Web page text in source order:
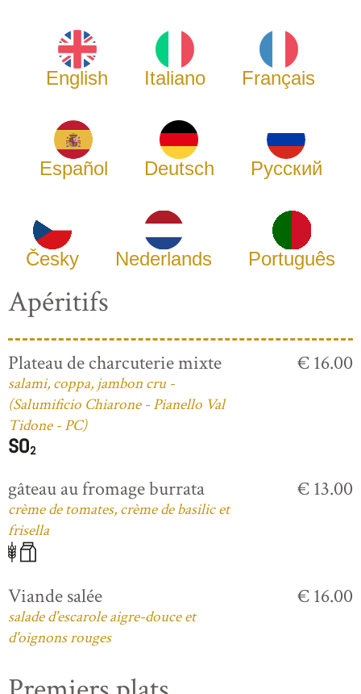
English Italiano Français
Español Deutsch Русский
Česky Nederlands Português
Apéritifs
Plateau de charcuterie mixte
salami, coppa, jambon cru -
(Salumificio Chiarone - Pianello Val
Tidone - PC)
€ 16.00
gâteau au fromage burrata
crème de tomates, crème de basilic et
frisella
€ 13.00
Viande salée
salade d'escarole aigre-douce et
d'oignons rouges
€ 16.00